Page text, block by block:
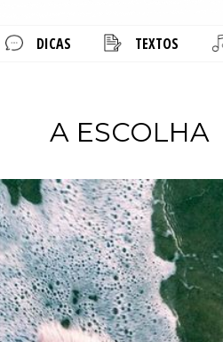
DICAS TEXTOS
A ESCOLHA